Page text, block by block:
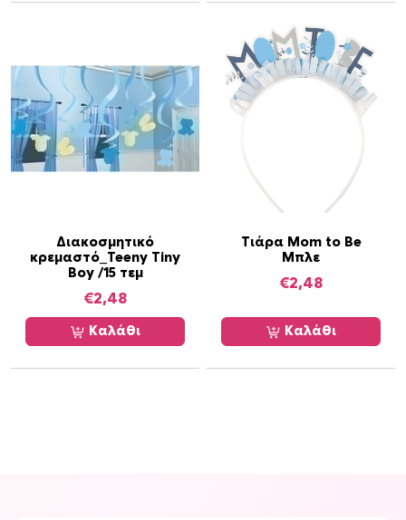
Διακοσμητικό
κρεμαστό_Teeny Tiny
Boy /15 τεμ
€2,48
Καλάθι
Τιάρα Mom to Be
Μπλε
€2,48
Καλάθι